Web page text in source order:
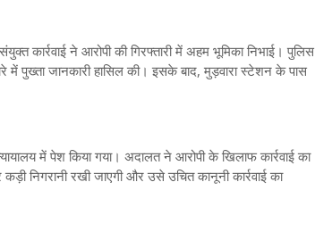
कार्रवाई ने आरोपी की गिरफ्तारी में अहम भूमिका निभाई। पुलिस
में पुख्ता जानकारी हासिल की। इसके बाद, मुड़वारा स्टेशन के पास
में पेश किया गया। अदालत ने आरोपी के खिलाफ कार्रवाई का
निगरानी रखी जाएगी और उसे उचित कानूनी कार्रवाई का